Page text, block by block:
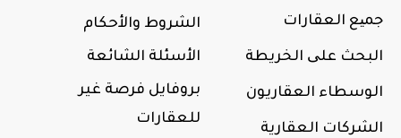
جمیع العقارات
البحث علی الخريطة
الوسطاء العقاريون
الشركات العقارية
الشروط والأحكام
الأسئلة الشائعة
بروفايل فرصة غير
للعقارات